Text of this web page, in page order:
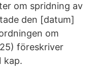
om spridning av
den [datum]
om
föreskriver
kap.